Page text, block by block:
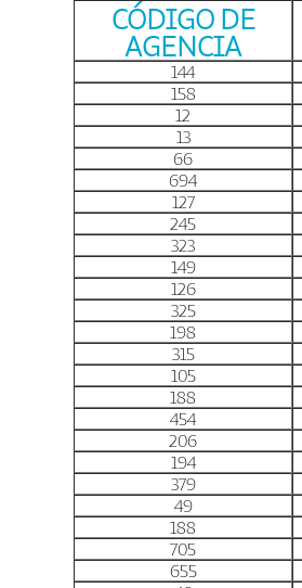
CÓDIGO DE
AGENCIA
144
158
12
13
66
694
127
245
323
149
126
325
198
315
105
188
454
206
194
379
49
188
705
655